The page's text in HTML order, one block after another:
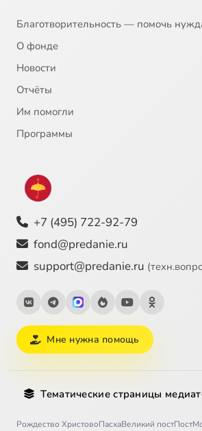
Благотворительность — помочь
О фонде
Новости
Отчёты
Им помогли
Программы
+7 (495) 722-92-79
fond@predanie.ru
support@predanie.ru
Мне нужна помощь
Тематические страницы
Рождество ХристовоПасхаВеликий постПост